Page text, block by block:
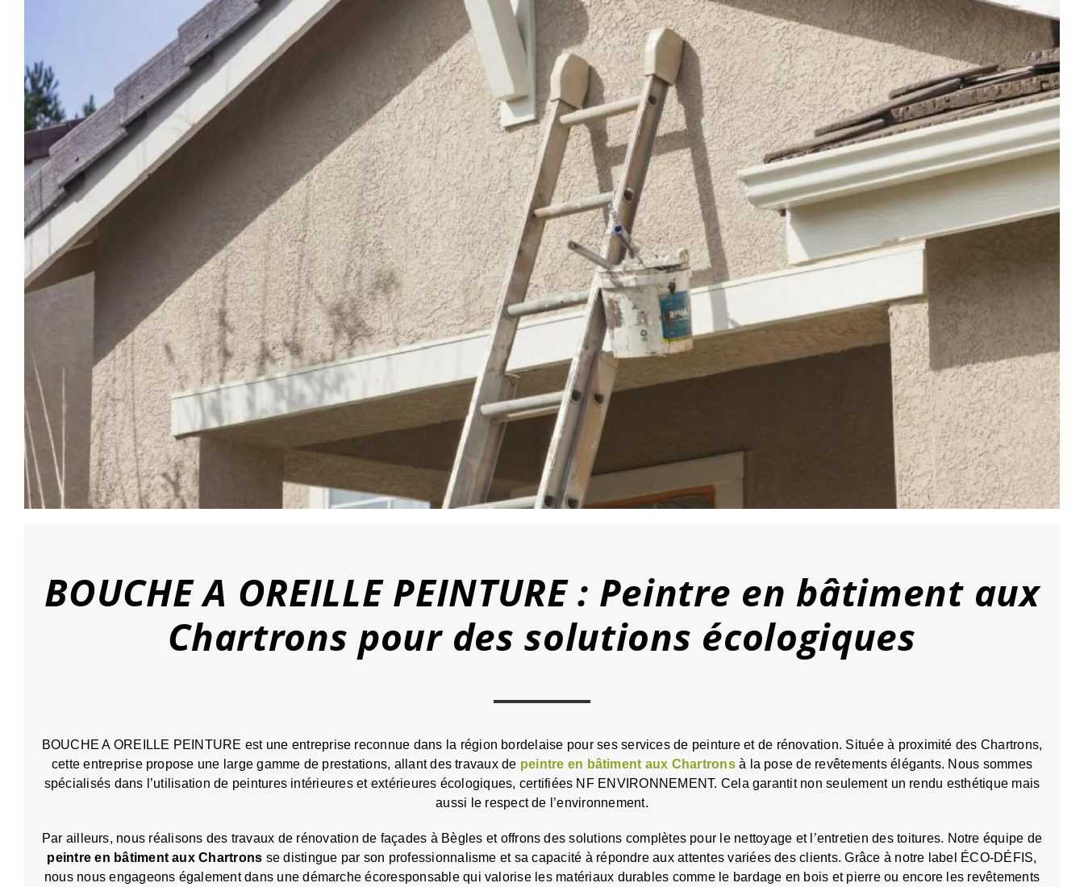
BOUCHE A OREILLE PEINTURE : Peintre en bâtiment aux
Chartrons pour des solutions écologiques
BOUCHE A OREILLE PEINTURE est une entreprise reconnue dans la région bordelaise pour ses services de peinture et de rénovation. Située à proximité des Chartrons,
cette entreprise propose une large gamme de prestations, allant des travaux de peintre en bâtiment aux Chartronsà la pose de revêtements élégants. Nous sommes
spécialisés dans l’utilisation de peintures intérieures et extérieures écologiques, certifiées NF ENVIRONNEMENT. Cela garantit non seulement un rendu esthétique mais
aussi le respect de l’environnement.
Par ailleurs, nous réalisons des travaux de rénovation de façades à Bègles et offrons des solutions complètes pour le nettoyage et l’entretien des toitures. Notre équipe de
peintre en bâtiment aux Chartrons se distingue par son professionnalisme et sa capacité à répondre aux attentes variées des clients. Grâce à notre label ÉCO-DÉFIS,
nous nous engageons également dans une démarche écoresponsable qui valorise les matériaux durables comme le bardage en bois et pierre ou encore les revêtements